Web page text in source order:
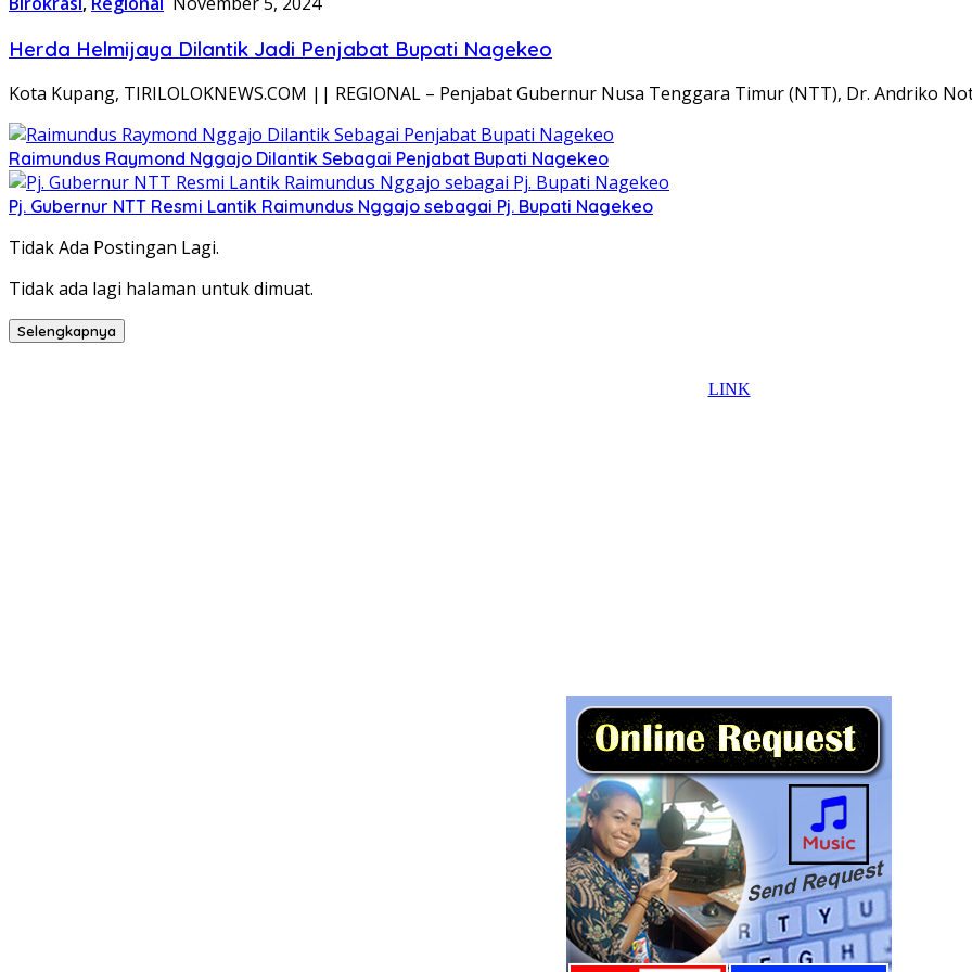
Herda Helmijaya Dilantik Jadi Penjabat Bupati Nagekeo
Kota Kupang, TIRILOLOKNEWS.COM || REGIONAL – Penjabat Gubernur Nusa Tenggara Timur (NTT), Dr. Andriko
Raimundus Raymond Nggajo Dilantik Sebagai Penjabat Bupati Nagekeo
Pj. Gubernur NTT Resmi Lantik Raimundus Nggajo sebagai Pj. Bupati Nagekeo
Tidak Ada Postingan Lagi.
Tidak ada lagi halaman untuk dimuat.
Selengkapnya